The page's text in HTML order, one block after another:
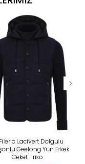
Lacivert Dolgulu
Geelong Yün Erkek
Ceket Triko